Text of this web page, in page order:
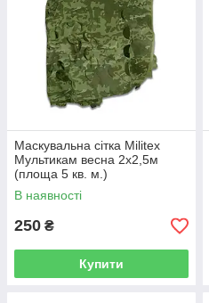
Маскувальна сітка Militex
Мультикам весна 2х2,5м
(площа 5 кв. м.)
В наявності
250 ₴
Купити